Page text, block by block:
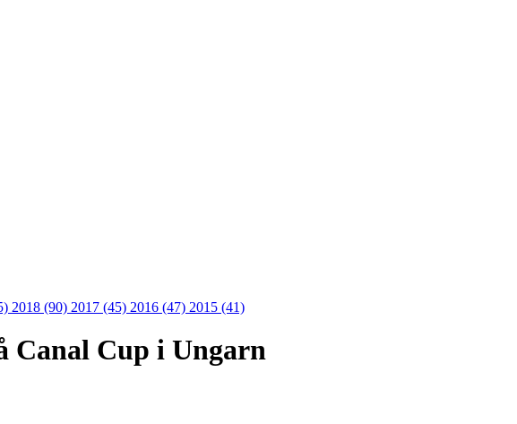
2018 (90) 2017 (45) 2016 (47) 2015 (41)
Canal Cup i Ungarn